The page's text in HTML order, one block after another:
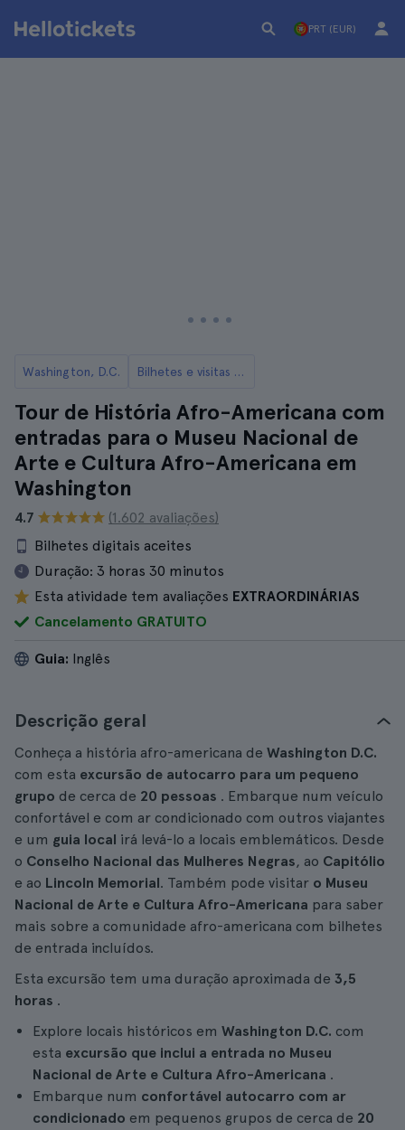
PRT (EUR)
Washington, D.C. Bilhetes e visitas ao Museu da História Afro-Americana de Washington DC
Tour de História Afro-Americana com
entradas para o Museu Nacional de
Arte e Cultura Afro-Americana em
Washington
4.7
(1.602 avaliações)
Bilhetes digitais aceites
Duração: 3 horas 30 minutos
Esta atividade tem avaliações EXTRAORDINÁRIAS
Cancelamento GRATUITO
Guia: Inglês
Descrição geral
Conheça a história afro-americana de Washington D.C.
com esta excursão de autocarro para um pequeno
grupo de cerca de 20 pessoas . Embarque num veículo
confortável e com ar condicionado com outros viajantes
e um guia local irá levá-lo a locais emblemáticos. Desde
o Conselho Nacional das Mulheres Negras, ao Capitólio
e ao Lincoln Memorial. Também pode visitar o Museu
Nacional de Arte e Cultura Afro-Americana para saber
mais sobre a comunidade afro-americana com bilhetes
de entrada incluídos.
Esta excursão tem uma duração aproximada de 3,5
horas .
Explore locais históricos em Washington D.C. com
esta excursão que inclui a entrada no Museu
Nacional de Arte e Cultura Afro-Americana .
Embarque num confortável autocarro com ar
condicionado em pequenos grupos de cerca de 20